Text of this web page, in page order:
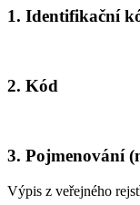
1. Identifikační
2. Kód
3. Pojmenování
Výpis z veřejného